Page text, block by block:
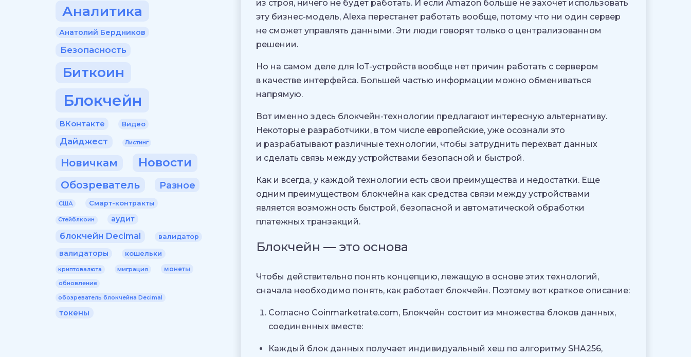
Аналитика
Анатолий Бердников
Безопасность
Биткоин
Блокчейн
ВКонтакте Видео
Дайджест Листинг
Новичкам Новости
Обозреватель Разное
США Смарт-контракты
Стейблкоин аудит
блокчейн Decimal валидатор
валидаторы кошельки
криптовалюта миграция монеты
обновление
обозреватель блокчейна Decimal
токены
из строя, ничего не будет работать. И если Amazon больше не захочет использовать
эту бизнес-модель, Alexa перестанет работать вообще, потому что ни один сервер
не сможет управлять данными. Эти люди говорят только о централизованном
решении.
Но на самом деле для IoT-устройств вообще нет причин работать с сервером
в качестве интерфейса. Большей частью информации можно обмениваться
напрямую.
Вот именно здесь блокчейн-технологии предлагают интересную альтернативу.
Некоторые разработчики, в том числе европейские, уже осознали это
и разрабатывают различные технологии, чтобы затруднить перехват данных
и сделать связь между устройствами безопасной и быстрой.
Как и всегда, у каждой технологии есть свои преимущества и недостатки. Еще
одним преимуществом блокчейна как средства связи между устройствами
является возможность быстрой, безопасной и автоматической обработки
платежных транзакций.
Блокчейн — это основа
Чтобы действительно понять концепцию, лежащую в основе этих технологий,
сначала необходимо понять, как работает блокчейн. Поэтому вот краткое описание:
Согласно Coinmarketrate.com, Блокчейн состоит из множества блоков данных,
соединенных вместе:
Каждый блок данных получает индивидуальный хеш по алгоритму SHA256,